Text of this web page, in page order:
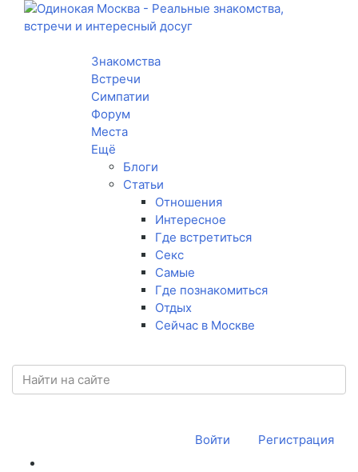
Toggle navigation
Знакомства
Встречи
Симпатии
Форум
Места
Ещё
Блоги
Статьи
Отношения
Интересное
Где встретиться
Секс
Самые
Где познакомиться
Отдых
Сейчас в Москве
Войти Регистрация